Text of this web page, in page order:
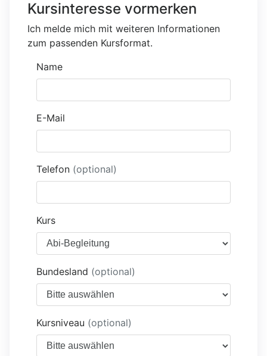
Kursinteresse vormerken
Ich melde mich mit weiteren Informationen
zum passenden Kursformat.
Name
E-Mail
Telefon (optional)
Kurs
Bundesland (optional)
Kursniveau (optional)